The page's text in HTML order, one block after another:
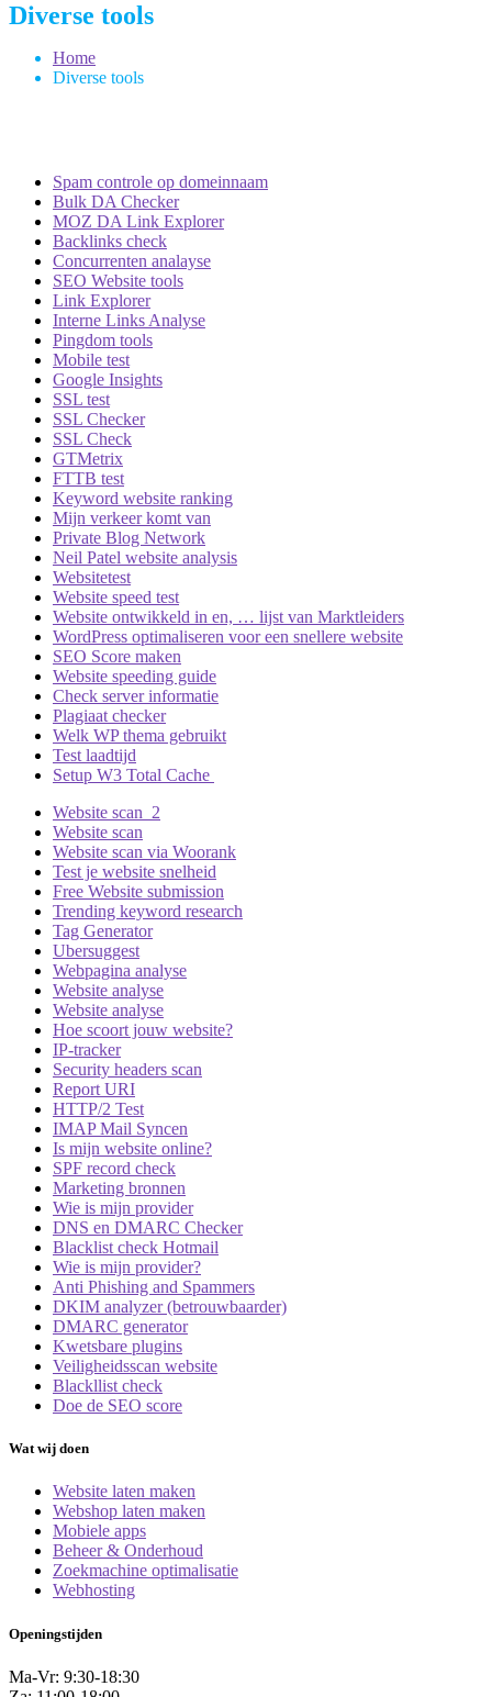
Diverse tools
Home
Diverse tools
Spam controle op domeinnaam
Bulk DA Checker
MOZ DA Link Explorer
Backlinks check
Concurrenten analayse
SEO Website tools
Link Explorer
Interne Links Analyse
Pingdom tools
Mobile test
Google Insights
SSL test
SSL Checker
SSL Check
GTMetrix
FTTB test
Keyword website ranking
Mijn verkeer komt van
Private Blog Network
Neil Patel website analysis
Websitetest
Website speed test
Website ontwikkeld in en, … lijst van Marktleiders
WordPress optimaliseren voor een snellere website
SEO Score maken
Website speeding guide
Check server informatie
Plagiaat checker
Welk WP thema gebruikt
Test laadtijd
Setup W3 Total Cache
Website scan 2
Website scan
Website scan via Woorank
Test je website snelheid
Free Website submission
Trending keyword research
Tag Generator
Ubersuggest
Webpagina analyse
Website analyse
Website analyse
Hoe scoort jouw website?
IP-tracker
Security headers scan
Report URI
HTTP/2 Test
IMAP Mail Syncen
Is mijn website online?
SPF record check
Marketing bronnen
Wie is mijn provider
DNS en DMARC Checker
Blacklist check Hotmail
Wie is mijn provider?
Anti Phishing and Spammers
DKIM analyzer (betrouwbaarder)
DMARC generator
Kwetsbare plugins
Veiligheidsscan website
Blackllist check
Doe de SEO score
Wat wij doen
Website laten maken
Webshop laten maken
Mobiele apps
Beheer & Onderhoud
Zoekmachine optimalisatie
Webhosting
Openingstijden
Ma-Vr: 9:30-18:30